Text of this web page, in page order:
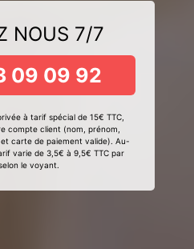
NOUS 7/7
09 09 92
à tarif spécial de 15€ TTC,
compte client (nom, prénom,
carte de paiement valide). Au-
varie de 3,5€ à 9,5€ TTC par
le voyant.